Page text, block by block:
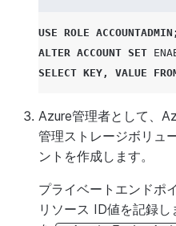
USE ROLE ACCOUNTADMIN ;
ALTER ACCOUNT SET
SELECT KEY , VALUE
Azure管理者として、
管理ストレージボリュ
ントを作成します。
プライベートエンドポ
リソース ID値を記録